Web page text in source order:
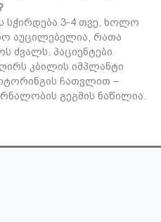
სჭირდება 3-4 თვე, ხოლო
აუცილებელია, რათა
ძვალს. პაციენტები
კბილის იმპლანტი
ჩათვლით –
გეგმის ნაწილია.